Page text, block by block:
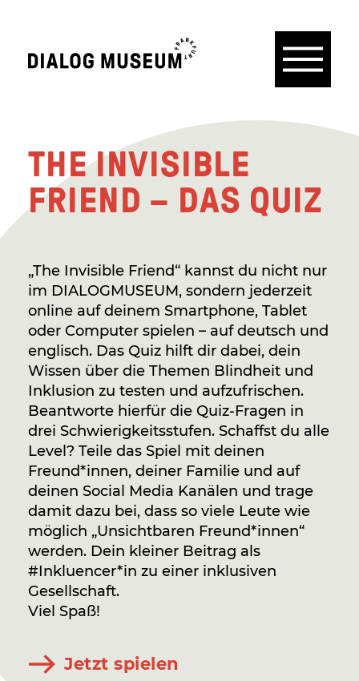
Menü
THE INVISIBLE
FRIEND – DAS QUIZ
„The Invisible Friend“ kannst du nicht nur
im DIALOGMUSEUM, sondern jederzeit
online auf deinem Smartphone, Tablet
oder Computer spielen – auf deutsch und
englisch. Das Quiz hilft dir dabei, dein
Wissen über die Themen Blindheit und
Inklusion zu testen und aufzufrischen.
Beantworte hierfür die Quiz-Fragen in
drei Schwierigkeitsstufen. Schaffst du alle
Level? Teile das Spiel mit deinen
Freund*innen, deiner Familie und auf
deinen Social Media Kanälen und trage
damit dazu bei, dass so viele Leute wie
möglich „Unsichtbaren Freund*innen“
werden. Dein kleiner Beitrag als
#Inkluencer*in zu einer inklusiven
Gesellschaft.
Viel Spaß!
Jetzt spielen